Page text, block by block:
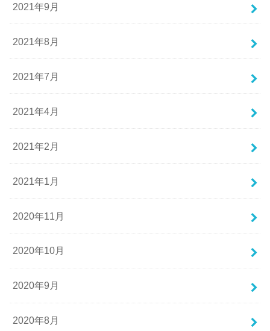
2021年9月
2021年8月
2021年7月
2021年4月
2021年2月
2021年1月
2020年11月
2020年10月
2020年9月
2020年8月